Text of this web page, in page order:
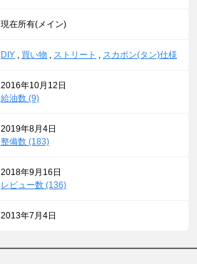
現在所有(メイン)
DIY , 買い物 , ストリート , スカポン(タン)仕様
2016年10月12日
給油数 (9)
2019年8月4日
整備数 (183)
2018年9月16日
レビュー数 (136)
2013年7月4日